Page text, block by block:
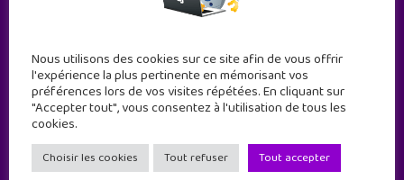
Geek Junior est le premier site de culture numérique
à destination des adolescents.
Nous utilisons des cookies sur ce site afin de vous offrir
l'expérience la plus pertinente en mémorisant vos
préférences lors de vos visites répétées. En cliquant sur
"Accepter tout", vous consentez à l'utilisation de tous les
cookies.
Choisir les cookies Tout refuser Tout accepter